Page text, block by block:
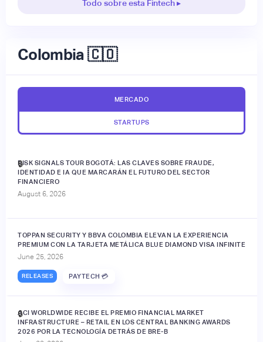
Todo sobre esta Fintech ▸
Colombia 🇨🇴
MERCADO
STARTUPS
RISK SIGNALS TOUR BOGOTÁ: LAS CLAVES SOBRE FRAUDE,
IDENTIDAD E IA QUE MARCARÁN EL FUTURO DEL SECTOR
FINANCIERO
August 6, 2026
🔒
TOPPAN SECURITY Y BBVA COLOMBIA ELEVAN LA EXPERIENCIA
PREMIUM CON LA TARJETA METÁLICA BLUE DIAMOND VISA INFINITE
June 25, 2026
RELEASES PAYTECH 💳
ACI WORLDWIDE RECIBE EL PREMIO FINANCIAL MARKET
INFRASTRUCTURE – RETAIL EN LOS CENTRAL BANKING AWARDS
2026 POR LA TECNOLOGÍA DETRÁS DE BRE-B
🔒